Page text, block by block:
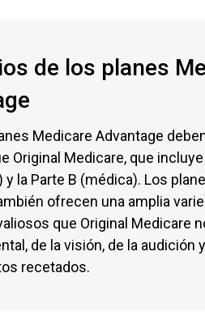
de los planes
Medicare Advantage
Original Medicare, que
y la Parte B (médica). Los
ofrecen una amplia
que Original Medicare
de la visión, de la audición
recetados.